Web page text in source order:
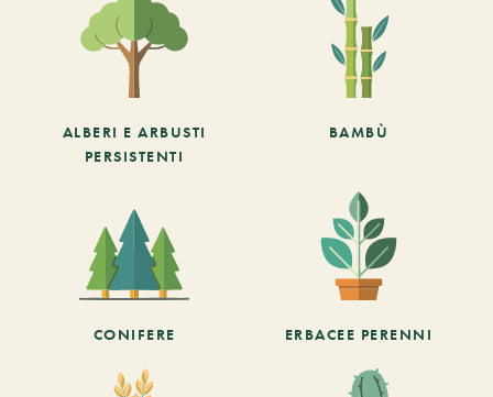
ALBERI E ARBUSTI
PERSISTENTI
BAMBÙ
CONIFERE ERBACEE PERENNI